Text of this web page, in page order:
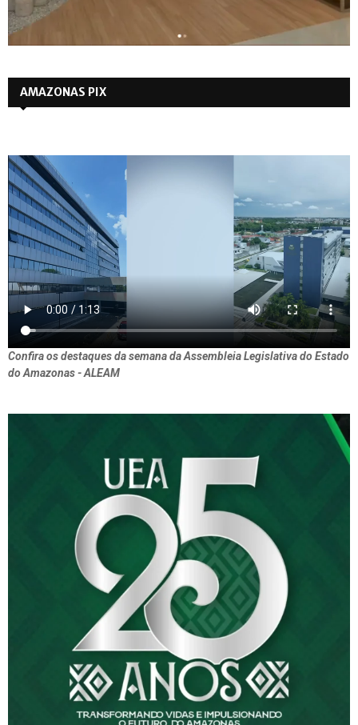
AMAZONAS PIX
Confira os destaques da semana da Assembleia Legislativa do Estado
do Amazonas - ALEAM